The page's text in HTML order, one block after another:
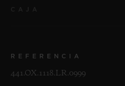
REFERENCIA
441.OX.1118.LR.0999